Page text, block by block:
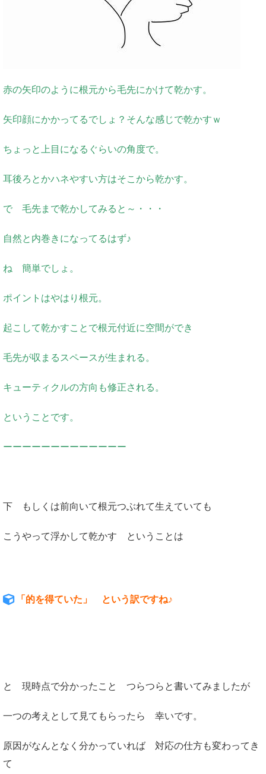
赤の矢印のように根元から毛先にかけて乾かす。
矢印顔にかかってるでしょ？そんな感じで乾かすｗ
ちょっと上目になるぐらいの角度で。
耳後ろとかハネやすい方はそこから乾かす。
で 毛先まで乾かしてみると～・・・
自然と内巻きになってるはず♪
ね 簡単でしょ。
ポイントはやはり根元。
起こして乾かすことで根元付近に空間ができ
毛先が収まるスペースが生まれる。
キューティクルの方向も修正される。
ということです。
ーーーーーーーーーーーーー
下 もしくは前向いて根元つぶれて生えていても
こうやって浮かして乾かす ということは
「的を得ていた」 という訳ですね♪
と 現時点で分かったこと つらつらと書いてみましたが
一つの考えとして見てもらったら 幸いです。
原因がなんとなく分かっていれば 対応の仕方も変わってき
て